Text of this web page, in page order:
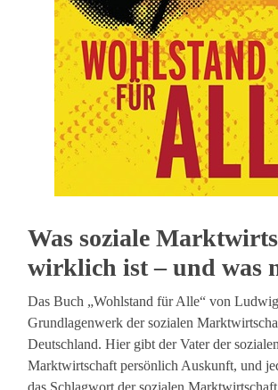
Was soziale
wirklich ist – und was
Das Buch „Wohlstand für Alle“ von
Grundlagenwerk der sozialen
Deutschland. Hier gibt der Vater der
Marktwirtschaft persönlich Auskunft, und